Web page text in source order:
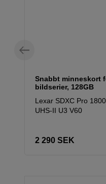
Snabbt minneskort
bildserier, 128GB
Lexar SDXC Pro
UHS-II U3 V60
2 290 SEK